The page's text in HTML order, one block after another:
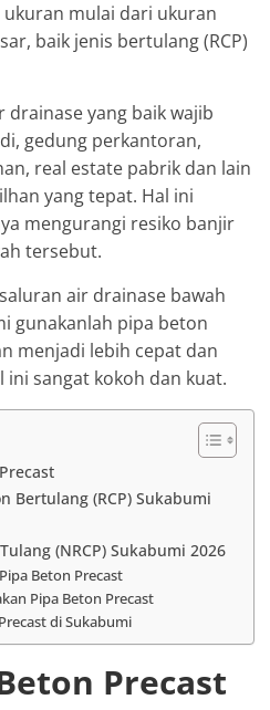
mulai dari ukuran
baik jenis bertulang (RCP)
yang baik wajib
gedung perkantoran,
real estate pabrik dan lain
yang tepat. Hal ini
mengurangi resiko banjir
tersebut.
air drainase bawah
gunakanlah pipa beton
menjadi lebih cepat dan
sangat kokoh dan kuat.
Bertulang (RCP) Sukabumi
(NRCP) Sukabumi 2026
Beton Precast
Pipa Beton Precast
di Sukabumi
Precast